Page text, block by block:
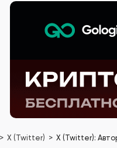
X (Twitter) X (Twitter):